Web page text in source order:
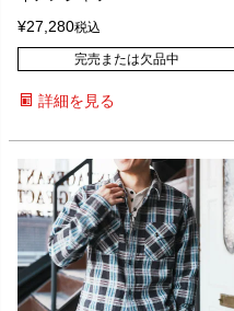
¥27,280税込
完売または欠品中
詳細を見る